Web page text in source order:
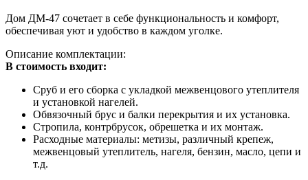
Дом ДМ-47 сочетает в себе функциональность и комфорт,
обеспечивая уют и удобство в каждом уголке.
Описание комплектации:
В стоимость входит:
Сруб и его сборка с укладкой межвенцового утеплителя
и установкой нагелей.
Обвязочный брус и балки перекрытия и их установка.
Стропила, контрбрусок, обрешетка и их монтаж.
Расходные материалы: метизы, различный крепеж,
межвенцовый утеплитель, нагеля, бензин, масло, цепи и
т.д.